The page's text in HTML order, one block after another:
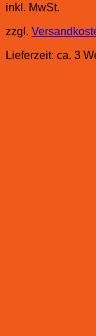
inkl. MwSt.
zzgl.
Lieferzeit: ca. 3